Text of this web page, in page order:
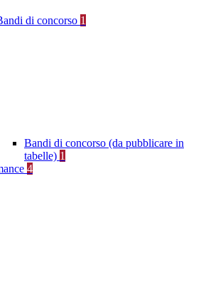
di concorso 1
Bandi di concorso (da pubblicare in
tabelle) 1
4